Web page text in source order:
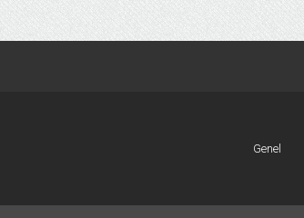
Genel